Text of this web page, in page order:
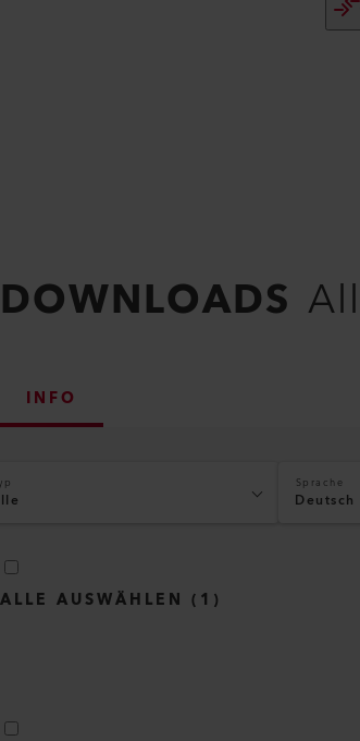
DOWNLOADS
INFO
Sprache
Deutsch
ALLE AUSWÄHLEN ( 1 )